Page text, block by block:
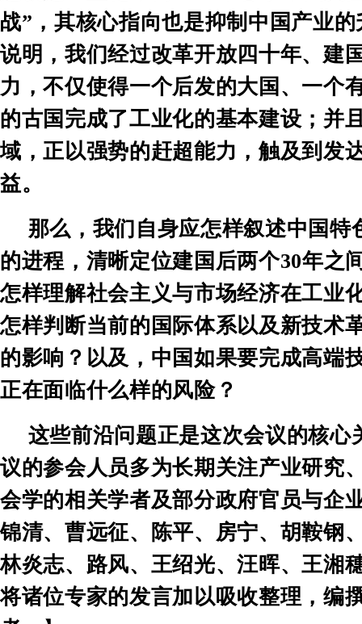
战” ，其核心指向也是抑制中国产业
说明，我们经过改革开放四十年、建
力，不仅使得一个后发的大国、一个
的古国完成了工业化的基本建设；并
域，正以强势的赶超能力，触及到发
益。
那么，我们自身应怎样叙述中国特
的进程，清晰定位建国后两个30年之
怎样理解社会主义与市场经济在工业
怎样判断当前的国际体系以及新技术
的影响？以及，中国如果要完成高端
正在面临什么样的风险？
这些前沿问题正是这次会议的核心
议的参会人员多为长期关注产业研究
会学的相关学者及部分政府官员与企
锦清、曹远征、陈平、房宁、胡鞍钢
林炎志、路风、王绍光、汪晖、王湘
将诸位专家的发言加以吸收整理，编